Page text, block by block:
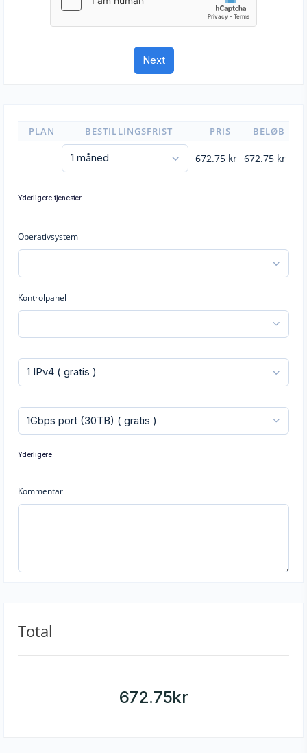
PLAN BESTILLINGSFRIST PRIS BELØB
672.75 kr 672.75 kr
Yderligere tjenester
Operativsystem
Kontrolpanel
Yderligere
Kommentar
Total
672.75kr